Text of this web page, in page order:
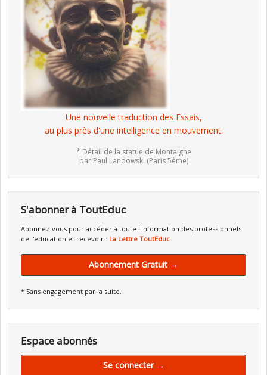
Une nouvelle traduction des Essais,
au plus près d'une intelligence en mouvement.
* Détail de la statue de Montaigne
par Paul Landowski (Paris 5ème)
S'abonner à ToutEduc
Abonnez-vous pour accéder à toute l'information des professionnels
de l'éducation et recevoir : La Lettre ToutEduc
Abonnement Gratuit →
* Sans engagement par la suite.
Espace abonnés
Se connecter →